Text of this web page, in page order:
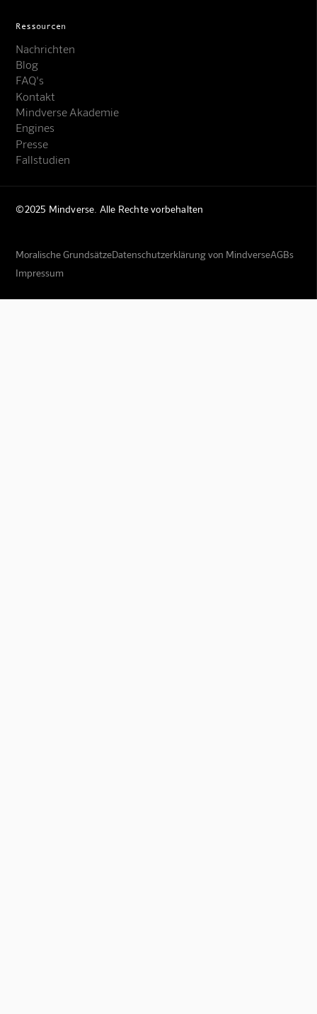
Ressourcen
Nachrichten
Blog
FAQ's
Kontakt
Mindverse Akademie
Engines
Presse
Fallstudien
©2025 Mindverse. Alle Rechte vorbehalten
Moralische GrundsätzeDatenschutzerklärung von MindverseAGBs
Impressum